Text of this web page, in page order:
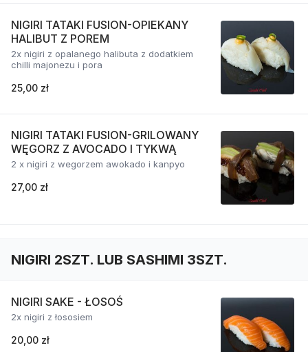
NIGIRI TATAKI FUSION-OPIEKANY
HALIBUT Z POREM
2x nigiri z opalanego halibuta z dodatkiem
chilli majonezu i pora
25,00 zł
NIGIRI TATAKI FUSION-GRILOWANY
WĘGORZ Z AVOCADO I TYKWĄ
2 x nigiri z wegorzem awokado i kanpyo
27,00 zł
NIGIRI 2SZT. LUB SASHIMI 3SZT.
NIGIRI SAKE - ŁOSOŚ
2x nigiri z łososiem
20,00 zł